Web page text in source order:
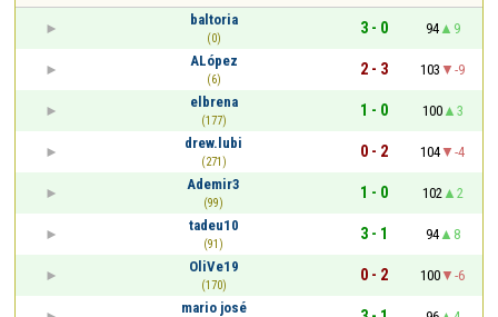
baltoria
(0)
3 - 0 94
9
ALópez
(6)
2 - 3 103
-9
elbrena
(177)
1 - 0 100
3
drew.lubi
(271)
0 - 2 104
-4
Ademir3
(99)
1 - 0 102
2
tadeu10
(91)
3 - 1 94
8
OliVe19
(170)
0 - 2 100
-6
mario josé